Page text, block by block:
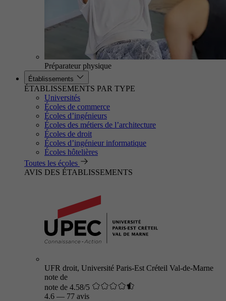
Préparateur physique
Établissements
ÉTABLISSEMENTS PAR TYPE
Universités
Écoles de commerce
Écoles d’ingénieurs
Écoles des métiers de l’architecture
Écoles de droit
Écoles d’ingénieur informatique
Écoles hôtelières
Toutes les écoles
AVIS DES ÉTABLISSEMENTS
UFR droit, Université Paris-Est Créteil Val-de-Marne
note de
note de 4.58/5
4.6 — 77 avis